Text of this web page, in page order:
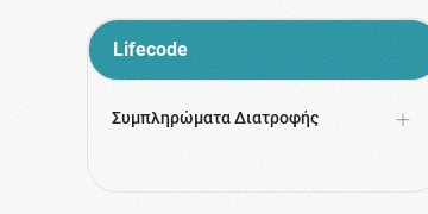
Lifecode
Συμπληρώματα Διατροφής